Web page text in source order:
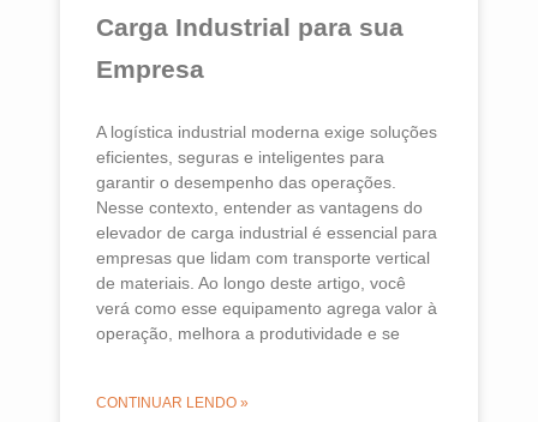
Carga Industrial para sua
Empresa
A logística industrial moderna exige soluções
eficientes, seguras e inteligentes para
garantir o desempenho das operações.
Nesse contexto, entender as vantagens do
elevador de carga industrial é essencial para
empresas que lidam com transporte vertical
de materiais. Ao longo deste artigo, você
verá como esse equipamento agrega valor à
operação, melhora a produtividade e se
CONTINUAR LENDO »